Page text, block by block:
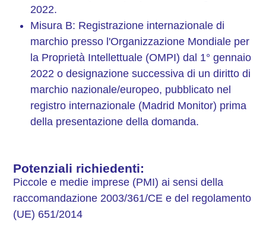
2022.
Misura B: Registrazione internazionale di
marchio presso l'Organizzazione Mondiale per
la Proprietà Intellettuale (OMPI) dal 1° gennaio
2022 o designazione successiva di un diritto di
marchio nazionale/europeo, pubblicato nel
registro internazionale (Madrid Monitor) prima
della presentazione della domanda.
Potenziali richiedenti:
Piccole e medie imprese (PMI) ai sensi della
raccomandazione 2003/361/CE e del regolamento
(UE) 651/2014